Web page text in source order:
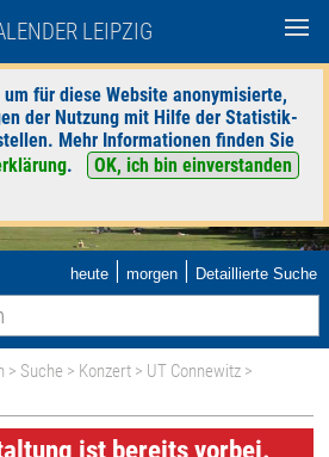
LEIPZIG
für diese Website anonymisierte,
der Nutzung mit Hilfe der Statistik-
Mehr Informationen finden Sie
.
OK, ich bin einverstanden
heute | morgen | Detaillierte Suche
> Suche > Konzert > UT Connewitz >
ist bereits vorbei.